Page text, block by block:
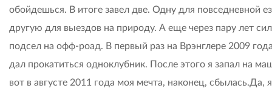
обойдешься. В итоге завел две. Одну для повседневной
другую для выездов на природу. А еще через пару лет
подсел на офф-роад. В первый раз на Врэнглере 2009
дал прокатиться одноклубник. После этого я запал на
вот в августе 2011 года моя мечта, наконец, сбылась.Да,